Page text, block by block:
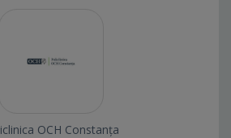
OCH Constanța